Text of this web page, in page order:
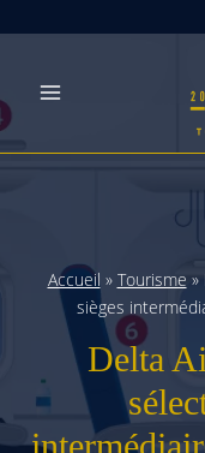
content
Accueil » Tourisme »
sièges
Delta